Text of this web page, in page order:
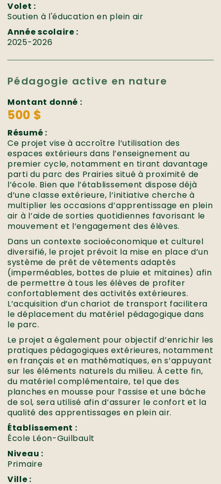
Volet :
Soutien à l'éducation en plein air
Année scolaire :
2025-2026
Pédagogie active en nature
Montant donné :
500 $
Résumé :
Ce projet vise à accroître l’utilisation des
espaces extérieurs dans l’enseignement au
premier cycle, notamment en tirant davantage
parti du parc des Prairies situé à proximité de
l’école. Bien que l’établissement dispose déjà
d’une classe extérieure, l’initiative cherche à
multiplier les occasions d’apprentissage en plein
air à l’aide de sorties quotidiennes favorisant le
mouvement et l’engagement des élèves.
Dans un contexte socioéconomique et culturel
diversifié, le projet prévoit la mise en place d’un
système de prêt de vêtements adaptés
(imperméables, bottes de pluie et mitaines) afin
de permettre à tous les élèves de profiter
confortablement des activités extérieures.
L’acquisition d’un chariot de transport facilitera
le déplacement du matériel pédagogique dans
le parc.
Le projet a également pour objectif d’enrichir les
pratiques pédagogiques extérieures, notamment
en français et en mathématiques, en s’appuyant
sur les éléments naturels du milieu. À cette fin,
du matériel complémentaire, tel que des
planches en mousse pour l’assise et une bâche
de sol, sera utilisé afin d’assurer le confort et la
qualité des apprentissages en plein air.
Établissement :
École Léon-Guilbault
Niveau :
Primaire
Ville :